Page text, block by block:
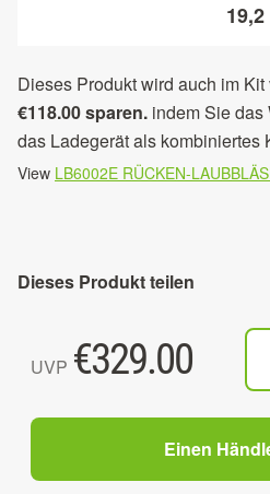
19,2
Dieses Produkt wird auch im Kit
€118.00 sparen. indem Sie das
das Ladegerät als kombiniertes
View LB6002E RÜCKEN-
Dieses Produkt teilen
UVP €329.00
Einen